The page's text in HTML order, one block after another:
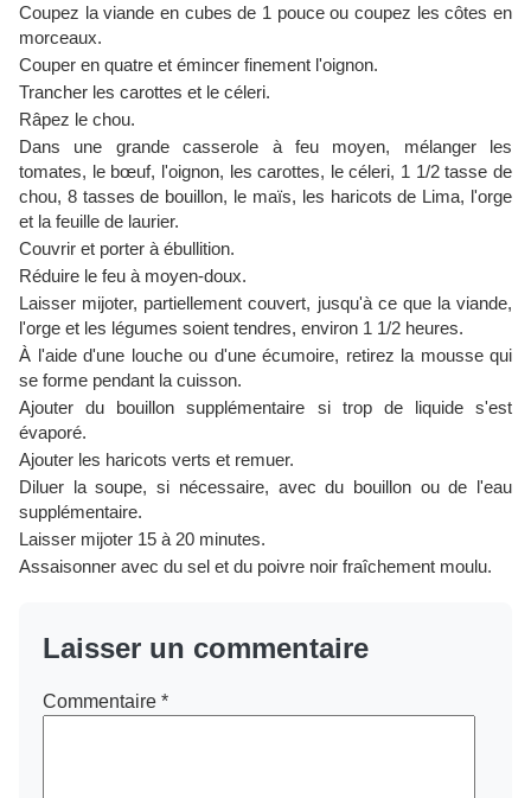
Coupez la viande en cubes de 1 pouce ou coupez les côtes en
morceaux.
Couper en quatre et émincer finement l'oignon.
Trancher les carottes et le céleri.
Râpez le chou.
Dans une grande casserole à feu moyen, mélanger les
tomates, le bœuf, l'oignon, les carottes, le céleri, 1 1/2 tasse de
chou, 8 tasses de bouillon, le maïs, les haricots de Lima, l'orge
et la feuille de laurier.
Couvrir et porter à ébullition.
Réduire le feu à moyen-doux.
Laisser mijoter, partiellement couvert, jusqu'à ce que la viande,
l'orge et les légumes soient tendres, environ 1 1/2 heures.
À l'aide d'une louche ou d'une écumoire, retirez la mousse qui
se forme pendant la cuisson.
Ajouter du bouillon supplémentaire si trop de liquide s'est
évaporé.
Ajouter les haricots verts et remuer.
Diluer la soupe, si nécessaire, avec du bouillon ou de l'eau
supplémentaire.
Laisser mijoter 15 à 20 minutes.
Assaisonner avec du sel et du poivre noir fraîchement moulu.
Laisser un commentaire
Commentaire *